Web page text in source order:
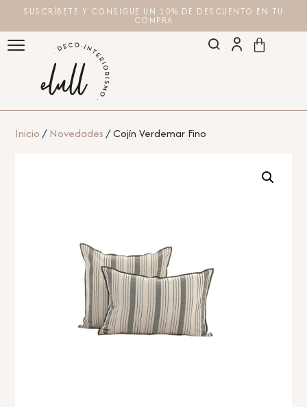
SUSCRÍBETE Y CONSIGUE UN 10% DE DESCUENTO EN TU
COMPRA
Inicio/Novedades/ Cojín Verdemar Fino